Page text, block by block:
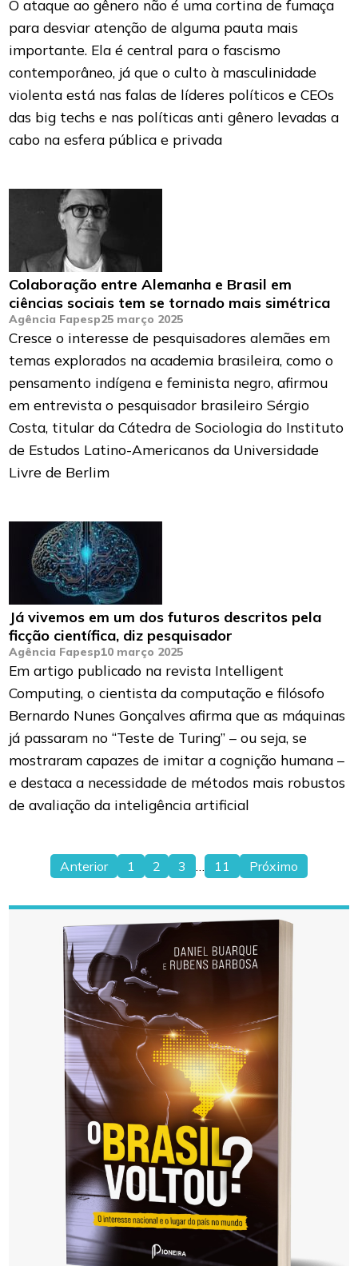
O ataque ao gênero não é uma cortina de fumaça
para desviar atenção de alguma pauta mais
importante. Ela é central para o fascismo
contemporâneo, já que o culto à masculinidade
violenta está nas falas de líderes políticos e CEOs
das big techs e nas políticas anti gênero levadas a
cabo na esfera pública e privada
Colaboração entre Alemanha e Brasil em
ciências sociais tem se tornado mais simétrica
Agência Fapesp25 março 2025
Cresce o interesse de pesquisadores alemães em
temas explorados na academia brasileira, como o
pensamento indígena e feminista negro, afirmou
em entrevista o pesquisador brasileiro Sérgio
Costa, titular da Cátedra de Sociologia do Instituto
de Estudos Latino-Americanos da Universidade
Livre de Berlim
Já vivemos em um dos futuros descritos pela
ficção científica, diz pesquisador
Agência Fapesp10 março 2025
Em artigo publicado na revista Intelligent
Computing, o cientista da computação e filósofo
Bernardo Nunes Gonçalves afirma que as máquinas
já passaram no “Teste de Turing” – ou seja, se
mostraram capazes de imitar a cognição humana –
e destaca a necessidade de métodos mais robustos
de avaliação da inteligência artificial
Paginação
de
posts
Anterior 1 2 3 … 11 Próximo